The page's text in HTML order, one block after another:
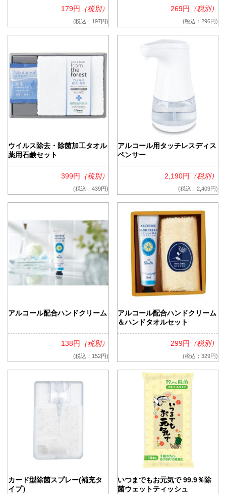
179円 （税別）
(税込：197円)
269円 （税別）
(税込：296円)
ウイルス除去・除菌加工タオル
薬用石鹸セット
399円 （税別）
(税込：439円)
アルコール用タッチレスディス
ペンサー
2,190円 （税別）
(税込：2,409円)
アルコール配合ハンドクリーム
138円 （税別）
(税込：152円)
アルコール配合ハンドクリーム
＆ハンドタオルセット
299円 （税別）
(税込：329円)
カード型除菌スプレー(補充タ
イプ）
いつまでもお元気で 99.9％除
菌ウェットティッシュ